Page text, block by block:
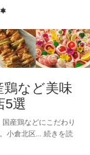
など美味
5選
産鶏などにこだわり
小倉北区
続きを読